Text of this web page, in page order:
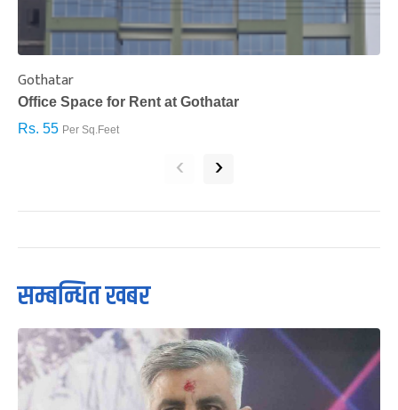
Gothatar
Office Space for Rent at Gothatar
Rs. 55 Per Sq.Feet
‹ ›
सम्बन्धित खबर